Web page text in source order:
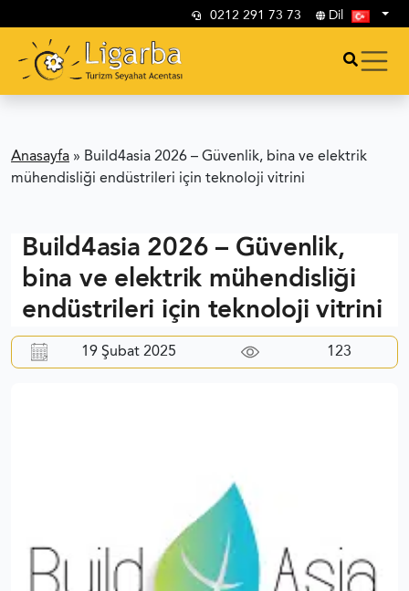
0212 291 73 73 Dil
Anasayfa » Build4asia 2026 – Güvenlik, bina ve elektrik
mühendisliği endüstrileri için teknoloji vitrini
Build4asia 2026 – Güvenlik,
bina ve elektrik mühendisliği
endüstrileri için teknoloji vitrini
19 Şubat 2025 123